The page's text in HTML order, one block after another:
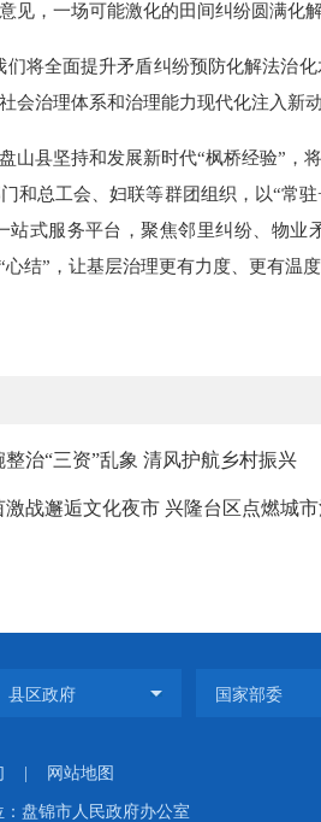
见，一场可能激化的田间纠纷圆满化
们将全面提升矛盾纠纷预防化解法治
会治理体系和治理能力现代化注入新
山县坚持和发展新时代“枫桥经验”，
和总工会、妇联等群团组织，以“常
站式服务平台，聚焦邻里纠纷、物业
心结”，让基层治理更有力度、更有温
整治“三资”乱象 清风护航乡村振兴
激战邂逅文化夜市 兴隆台区点燃城
网站地图
：盘锦市人民政府办公室